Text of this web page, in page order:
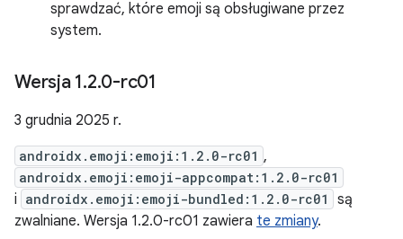
sprawdzać, które emoji są obsługiwane przez
system.
Wersja 1.2.0-rc01
3 grudnia 2025 r.
androidx.emoji:emoji:1.2.0-rc01 ,
androidx.emoji:emoji-appcompat:1.2.0-rc01
i androidx.emoji:emoji-bundled:1.2.0-rc01
są
zwalniane. Wersja 1.2.0-rc01 zawiera te zmiany.